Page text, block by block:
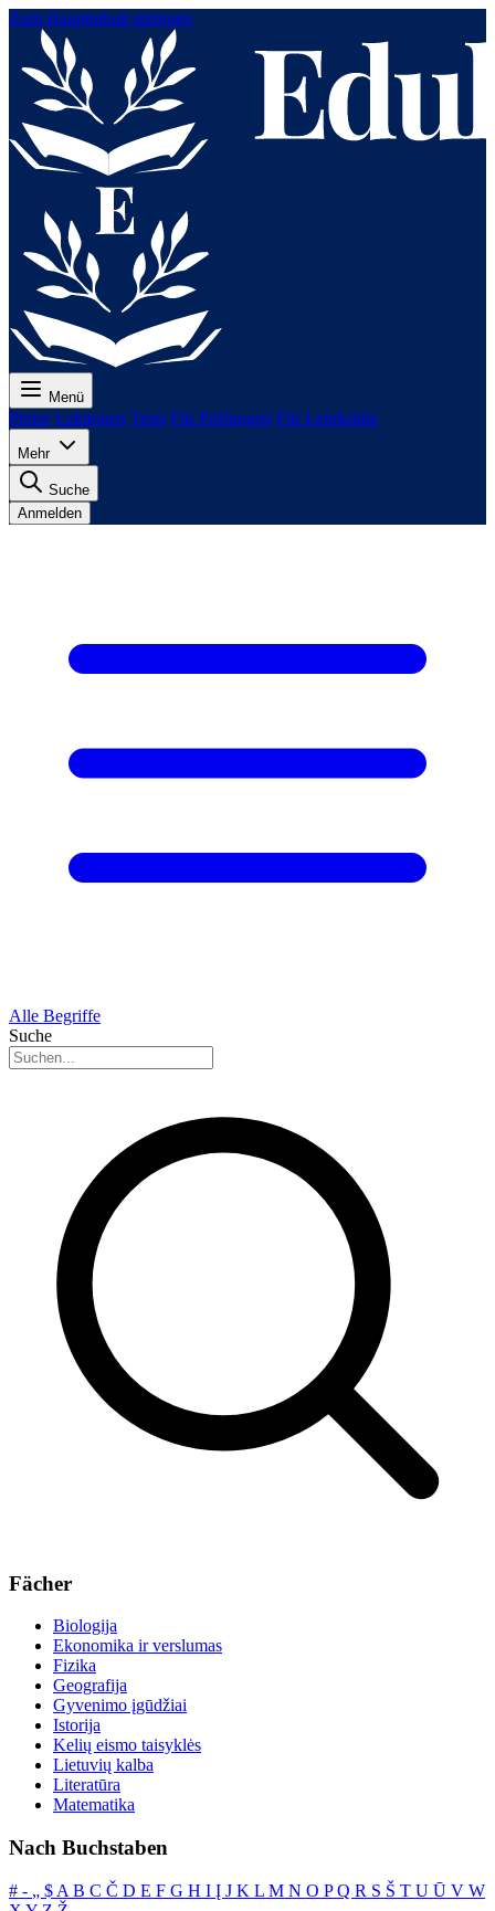
Zum Hauptinhalt springen
Menü
Preise Lektionen Tests Für Prüfungen Für Lehrkräfte
Mehr
Suche
Anmelden
Alle Begriffe
Suche
Fächer
Biologija
Ekonomika ir verslumas
Fizika
Geografija
Gyvenimo įgūdžiai
Istorija
Kelių eismo taisyklės
Lietuvių kalba
Literatūra
Matematika
Nach Buchstaben
# ‐ „ $ A B C Č D E F G H I Į J K L M N O PQ R S Š T U Ū V W